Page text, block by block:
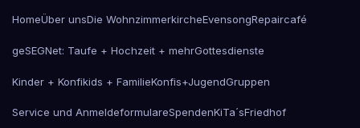
HomeÜber unsDie WohnzimmerkircheEvensongRepaircafé
geSEGNet: Taufe + Hochzeit + mehrGottesdienste
Kinder + Konfikids + FamilieKonfis+JugendGruppen
Service und AnmeldeformulareSpendenKiTa´sFriedhof